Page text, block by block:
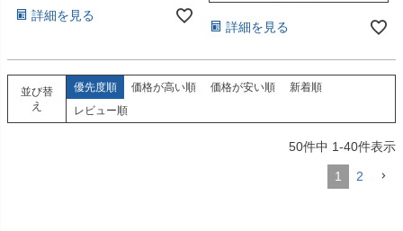
詳細を見る
詳細を見る
並び替
え
優先度順 価格が高い順 価格が安い順
新着順
レビュー順
50件中 1-40件表示
1 2